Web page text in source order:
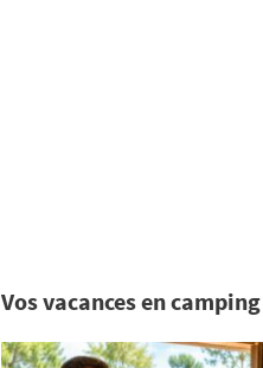
Vos vacances en camping